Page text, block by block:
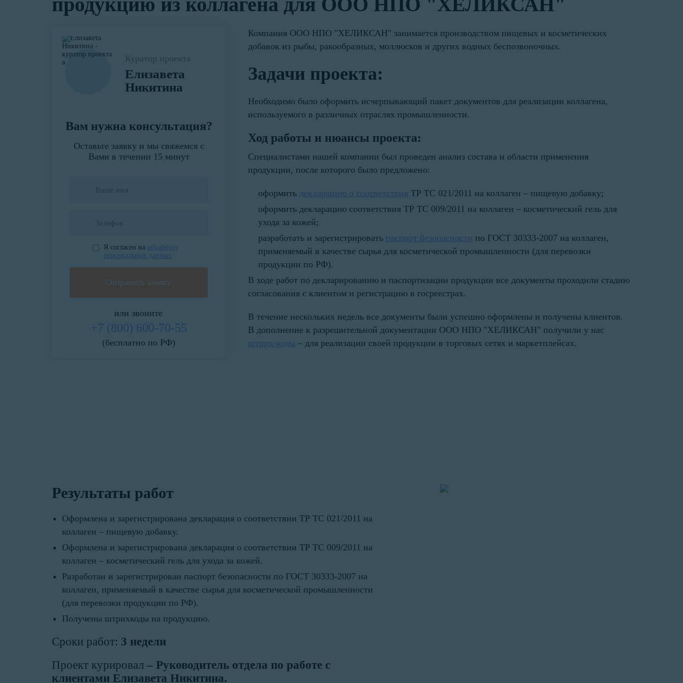
Куратор проекта
Елизавета
Никитина
Вам нужна консультация?
Оставьте заявку и мы свяжемся с
Вами в течении 15 минут
Я согласен на обработку
персональных данных
или звоните
+7 (800) 600-70-55
(бесплатно по РФ)
Компания ООО НПО "ХЕЛИКСАН" занимается производством пищевых и косметических
добавок из рыбы, ракообразных, моллюсков и других водных беспозвоночных.
Задачи проекта:
Необходимо было оформить исчерпывающий пакет документов для реализации коллагена,
используемого в различных отраслях промышленности.
Ход работы и нюансы проекта:
Специалистами нашей компании был проведен анализ состава и области применения
продукции, после которого было предложено:
оформить декларацию о соответствия ТР ТС 021/2011 на коллаген – пищевую добавку;
оформить декларацию соответствия ТР ТС 009/2011 на коллаген – косметический гель для
ухода за кожей;
разработать и зарегистрировать паспорт безопасности по ГОСТ 30333-2007 на коллаген,
применяемый в качестве сырья для косметической промышленности (для перевозки
продукции по РФ).
В ходе работ по декларированию и паспортизации продукции все документы проходили стадию
согласования с клиентом и регистрацию в госреестрах.
В течение нескольких недель все документы были успешно оформлены и получены клиентов.
В дополнение к разрешительной документации ООО НПО "ХЕЛИКСАН" получили у нас
штрих-коды – для реализации своей продукции в торговых сетях и маркетплейсах.
Результаты работ
Оформлена и зарегистрирована декларация о соответствии ТР ТС 021/2011 на
коллаген – пищевую добавку.
Оформлена и зарегистрирована декларация о соответствии ТР ТС 009/2011 на
коллаген – косметический гель для ухода за кожей.
Разработан и зарегистрирован паспорт безопасности по ГОСТ 30333-2007 на
коллаген, применяемый в качестве сырья для косметической промышленности
(для перевозки продукции по РФ).
Получены штрихкоды на продукцию.
Сроки работ: 3 недели
Проект курировал – Руководитель отдела по работе с
клиентами Елизавета Никитина.